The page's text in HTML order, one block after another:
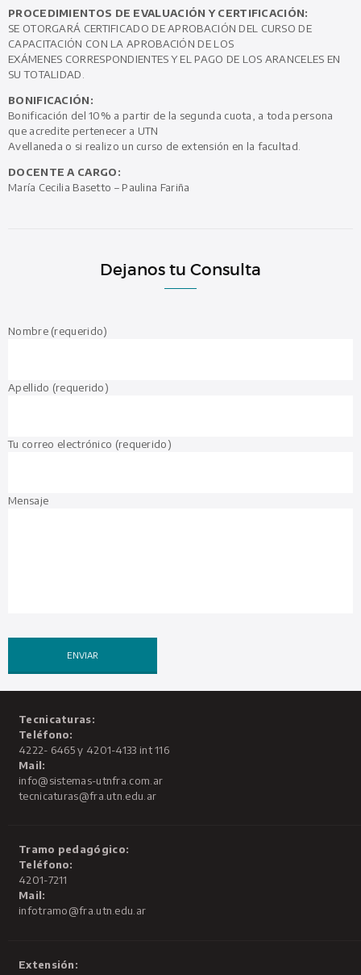
PROCEDIMIENTOS DE EVALUACIÓN Y CERTIFICACIÓN:
SE OTORGARÁ CERTIFICADO DE APROBACIÓN DEL CURSO DE
CAPACITACIÓN CON LA APROBACIÓN DE LOS
EXÁMENES CORRESPONDIENTES Y EL PAGO DE LOS ARANCELES EN
SU TOTALIDAD.
BONIFICACIÓN:
Bonificación del 10% a partir de la segunda cuota, a toda persona
que acredite pertenecer a UTN
Avellaneda o si realizo un curso de extensión en la facultad.
DOCENTE A CARGO:
María Cecilia Basetto – Paulina Fariña
Dejanos tu Consulta
Nombre (requerido)
Apellido (requerido)
Tu correo electrónico (requerido)
Mensaje
Tecnicaturas:
Teléfono:
4222- 6465 y 4201-4133 int 116
Mail:
info@sistemas-utnfra.com.ar
tecnicaturas@fra.utn.edu.ar
Tramo pedagógico:
Teléfono:
4201-7211
Mail:
infotramo@fra.utn.edu.ar
Extensión: